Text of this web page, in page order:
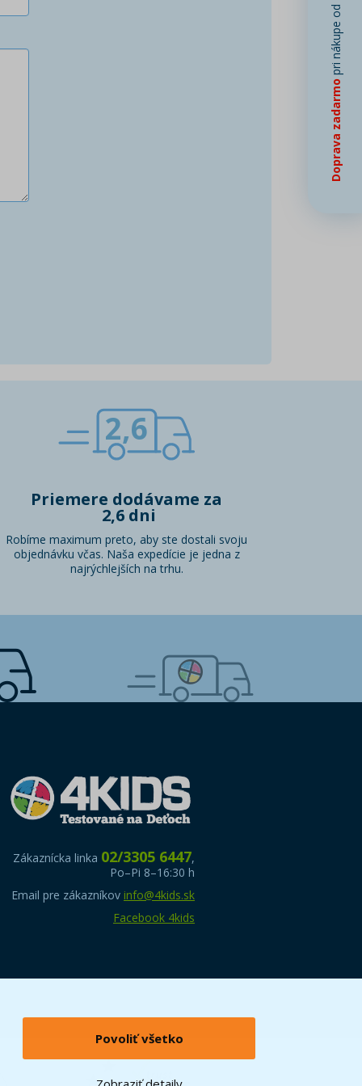
Povoliť všetko
2,6
Priemere dodávame za
2,6 dni
Robíme maximum preto, aby ste dostali svoju
objednávku včas. Naša expedície je jedna z
najrýchlejších na trhu.
Zákaznícka linka 02/3305 6447,
Po–Pi 8–16:30 h
Email pre zákazníkov info@4kids.sk
Facebook 4kids
Doprava zadarmo
pri nákupe od